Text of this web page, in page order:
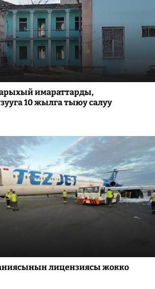
имараттарды,
10 жылга тыюу салуу
лицензиясы жокко